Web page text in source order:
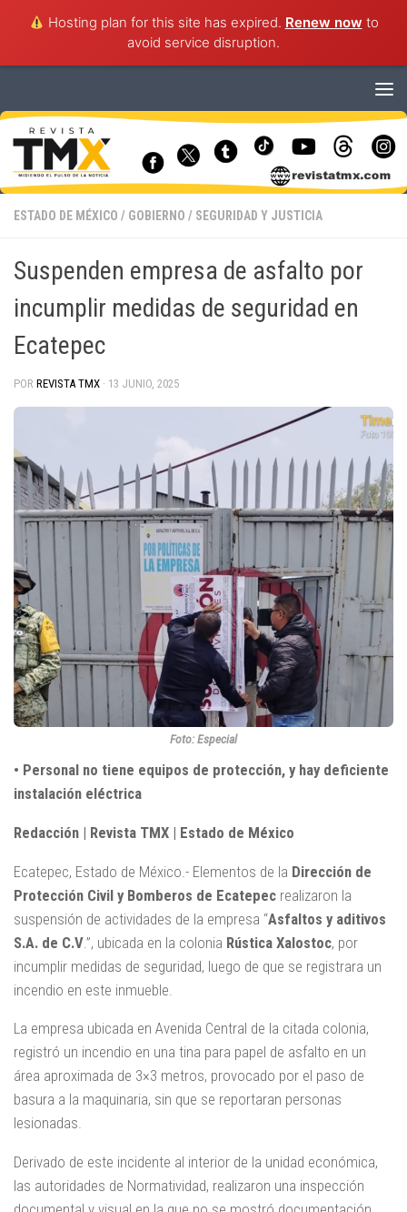
Hosting plan for this site has expired. Renew now to
avoid service disruption.
ESTADO DE MÉXICO / GOBIERNO / SEGURIDAD Y JUSTICIA
Suspenden empresa de asfalto por
incumplir medidas de seguridad en
Ecatepec
POR REVISTA TMX · 13 JUNIO, 2025
Foto: Especial
• Personal no tiene equipos de protección, y hay deficiente
instalación eléctrica
Redacción | Revista TMX | Estado de México
Ecatepec, Estado de México.- Elementos de la Dirección de
Protección Civil y Bomberos de Ecatepec realizaron la
suspensión de actividades de la empresa “Asfaltos y aditivos
S.A. de C.V.”, ubicada en la colonia Rústica Xalostoc, por
incumplir medidas de seguridad, luego de que se registrara un
incendio en este inmueble.
La empresa ubicada en Avenida Central de la citada colonia,
registró un incendio en una tina para papel de asfalto en un
área aproximada de 3×3 metros, provocado por el paso de
basura a la maquinaria, sin que se reportaran personas
lesionadas.
Derivado de este incidente al interior de la unidad económica,
las autoridades de Normatividad, realizaron una inspección